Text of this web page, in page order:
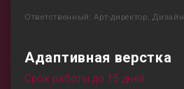
Ответственный: Арт-директор,
Адаптивная верстка
Срок работы до 15 дней